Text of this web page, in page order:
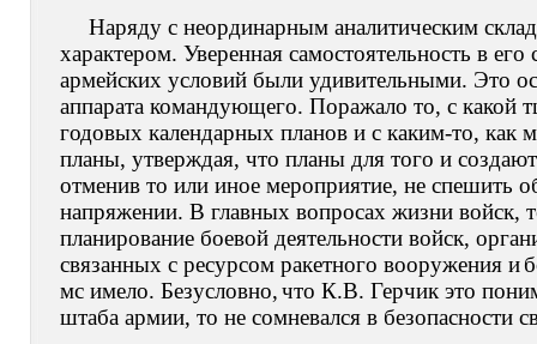
Наряду с неординарным аналитическим
характером. Уверенная самостоятельность в
армейских условий были удивительными. Это
аппарата командующего. Поражало то, с какой
годовых календарных планов и с каким-то, как
планы, утверждая, что планы для того и
отменив то или иное мероприятие, не спешить
напряжении. В главных вопросах жизни войск,
планирование боевой деятельности войск,
связанных с ресурсом ракетного вооружения и
мс имело. Безусловно,что К.В. Герчик это
штаба армии, то не сомневался в безопасности